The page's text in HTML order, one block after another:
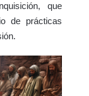
que
de prácticas